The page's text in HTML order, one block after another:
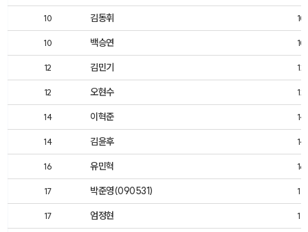
10 김동휘 10
10 백승연 10
12 김민기 12
12 오현수 12
14 이혁준 14
14 김윤후 14
16 유민혁 16
17 박준영(090531) 17
17 엄정현 17